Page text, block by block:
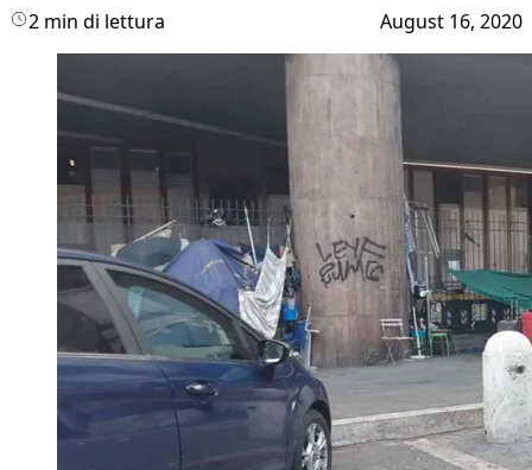
2 min di lettura August 16, 2020